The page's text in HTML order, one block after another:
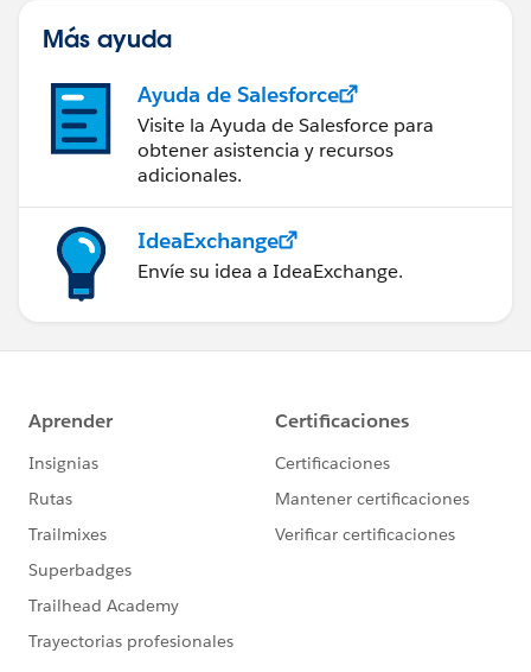
Más ayuda
Ayuda de Salesforce
Visite la Ayuda de Salesforce para
obtener asistencia y recursos
adicionales.
IdeaExchange
Envíe su idea a IdeaExchange.